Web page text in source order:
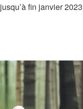
fin janvier